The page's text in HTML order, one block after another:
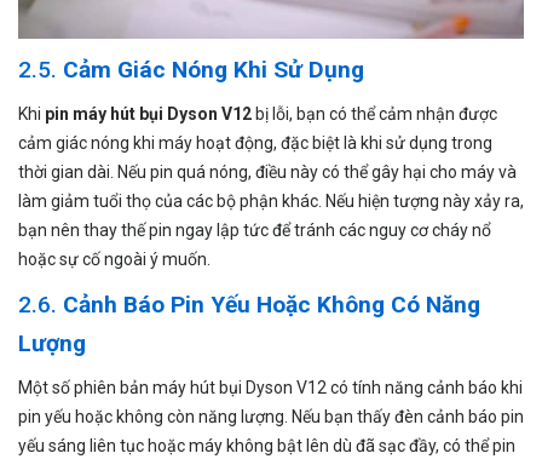
2.5. Cảm Giác Nóng Khi Sử Dụng
Khi pin máy hút bụi Dyson V12 bị lỗi, bạn có thể cảm nhận được
cảm giác nóng khi máy hoạt động, đặc biệt là khi sử dụng trong
thời gian dài. Nếu pin quá nóng, điều này có thể gây hại cho máy và
làm giảm tuổi thọ của các bộ phận khác. Nếu hiện tượng này xảy ra,
bạn nên thay thế pin ngay lập tức để tránh các nguy cơ cháy nổ
hoặc sự cố ngoài ý muốn.
2.6. Cảnh Báo Pin Yếu Hoặc Không Có Năng
Lượng
Một số phiên bản máy hút bụi Dyson V12 có tính năng cảnh báo khi
pin yếu hoặc không còn năng lượng. Nếu bạn thấy đèn cảnh báo pin
yếu sáng liên tục hoặc máy không bật lên dù đã sạc đầy, có thể pin